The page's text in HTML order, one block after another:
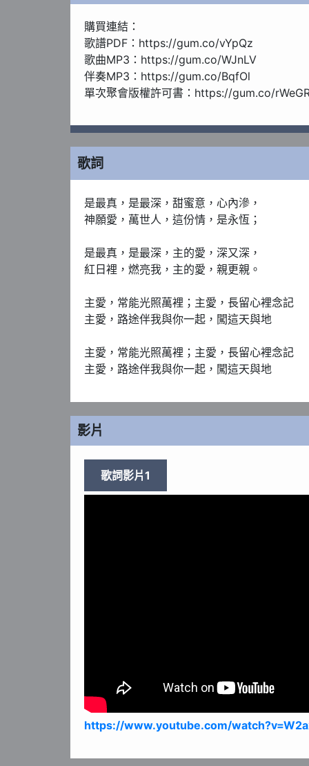
購買連結：
歌譜PDF：https://gum.co/vYpQz
歌曲MP3：https://gum.co/WJnLV
伴奏MP3：https://gum.co/BqfOl
單次聚會版權許可書：https://gum.co/
單曲年度聚會版權許可書：https://gum.co/
歌詞
是最真，是最深，甜蜜意，心內滲，
神願愛，萬世人，這份情，是永恆；
是最真，是最深，主的愛，深又深，
紅日裡，燃亮我，主的愛，親更親。
主愛，常能光照萬裡；主愛，長留心裡念記
主愛，路途伴我與你一起，闖這天與地
主愛，常能光照萬裡；主愛，長留心裡念記
主愛，路途伴我與你一起，闖這天與地
影片
歌詞影片1
https://www.youtube.com/